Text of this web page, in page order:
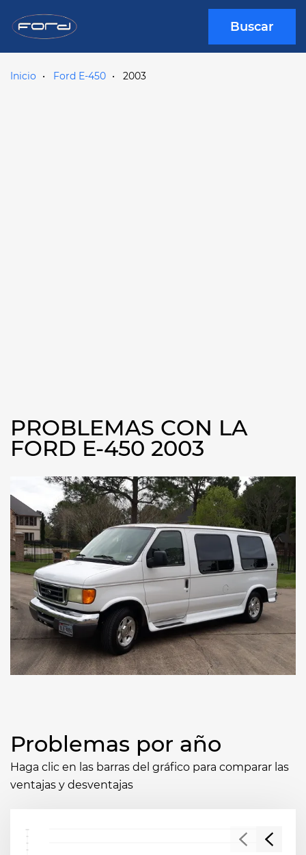
Buscar
Inicio Ford E-450 2003
PROBLEMAS CON LA
FORD E-450 2003
Problemas por año
Haga clic en las barras del gráfico para comparar las
ventajas y desventajas